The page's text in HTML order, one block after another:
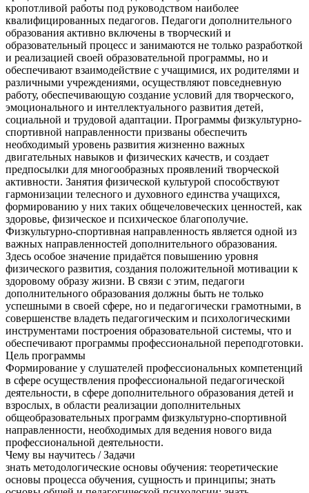
кропотливой работы под руководством наиболее
квалифицированных педагогов. Педагоги дополнительного
образования активно включены в творческий и
образовательный процесс и занимаются не только разработкой
и реализацией своей образовательной программы, но и
обеспечивают взаимодействие с учащимися, их родителями и
различными учреждениями, осуществляют повседневную
работу, обеспечивающую создание условий для творческого,
эмоционального и интеллектуального развития детей,
социальной и трудовой адаптации. Программы физкультурно-
спортивной направленности призваны обеспечить
необходимый уровень развития жизненно важных
двигательных навыков и физических качеств, и создает
предпосылки для многообразных проявлений творческой
активности. Занятия физической культурой способствуют
гармонизации телесного и духовного единства учащихся,
формированию у них таких общечеловеческих ценностей, как
здоровье, физическое и психическое благополучие.
Физкультурно-спортивная направленность является одной из
важных направленностей дополнительного образования.
Здесь особое значение придаётся повышению уровня
физического развития, создания положительной мотивации к
здоровому образу жизни. В связи с этим, педагоги
дополнительного образования должны быть не только
успешными в своей сфере, но и педагогически грамотными, в
совершенстве владеть педагогическим и психологическими
инструментами построения образовательной системы, что и
обеспечивают программы профессиональной переподготовки.
Цель программы
Формирование у слушателей профессиональных компетенций
в сфере осуществления профессиональной педагогической
деятельности, в сфере дополнительного образования детей и
взрослых, в области реализации дополнительных
общеобразовательных программ физкультурно-спортивной
направленности, необходимых для ведения нового вида
профессиональной деятельности.
Чему вы научитесь / Задачи
знать методологические основы обучения: теоретические
основы процесса обучения, сущность и принципы; знать